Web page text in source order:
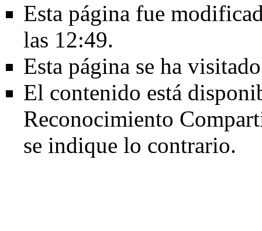
Esta página fue
las 12:49.
Esta página se ha
El contenido está
Reconocimiento
se indique lo contrario.